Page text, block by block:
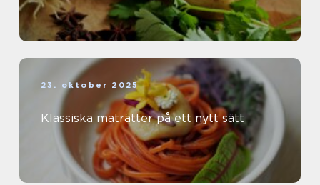
23. oktober 2025
Klassiska maträtter på ett nytt sätt